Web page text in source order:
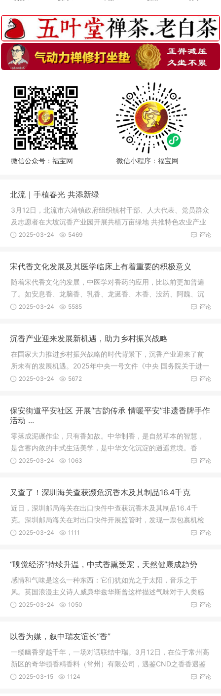
微信公众号：福宝网 微信小程序：福宝网
北流｜手植春光 共添新绿
3月12日，北流市六靖镇政府组织镇村干部、人大代表、党员群众
及志愿者在大坡沉香产业园开展共植万亩绿地 共推特色农业产业
发展主
评论
2025-03-24 5469
宋代香文化发展及其医学临床上有着重要的积极意义
随着宋代香文化的发展，中医学对香药的应用，比以前更加普遍
了。如安息香、龙脑香、乳香、龙涎香、木香、没药、阿魏、沉
香、苏合
评论
2025-03-24 5585
沉香产业迎来发展新机遇，助力乡村振兴战略
在国家大力推进乡村振兴战略的时代背景下，沉香产业迎来了前
所未有的发展机遇。2025年中央一号文件《中央 国务院关于进一
步深化
评论
2025-03-24 5672
保安街道平安社区 开展“古韵传承 情暖平安”非遗香牌手作
活动 ...
零落成泥碾作尘，只有香如故。中华制香，是自然草本的智慧，
是含蓄内敛的中式生活美学，是中华文化沉淀的逍遥意境。香
牌，不仅仅
评论
2025-03-24 1063
又查了！深圳海关查获濒危沉香木及其制品16.4千克
近日，深圳邮局海关在出口快件中查获沉香木及其制品16.4千
克。深圳邮局海关在对出口快件开展监管时，发现一票包裹机检
图像异常，
评论
2025-03-24 1111
“嗅觉经济”持续升温，中式香熏受宠，天然健康成趋势
感情和气味是这么一种东西：它们犹如光之于太阳，音乐之于
风。英国浪漫主义诗人威廉华兹华斯曾这样描述气味对于人类感
情的独特作
评论
2025-03-24 1050
以香为媒，叙中瑞友谊长“香”
一缕幽香穿越千年，一场对话联结中瑞。3月12日，在位于常州高
新区的奇华顿香精香料（常州）有限公司，遇鉴CND之香香遇鉴
主题沙龙
评论
2025-03-15 1124